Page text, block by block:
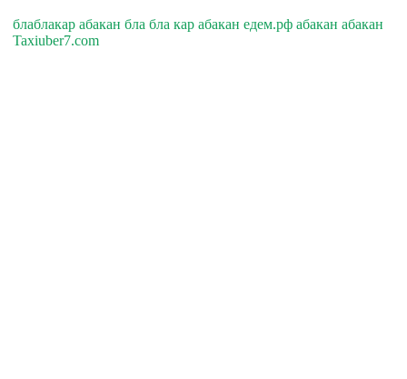
блаблакар абакан бла бла кар абакан едем.рф абакан абакан
Taxiuber7.com